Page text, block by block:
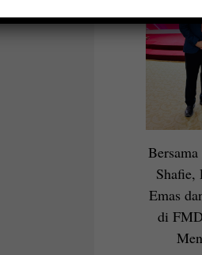
Shafie,
Emas
di